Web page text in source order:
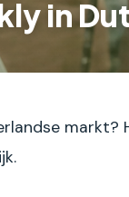
in
markt?